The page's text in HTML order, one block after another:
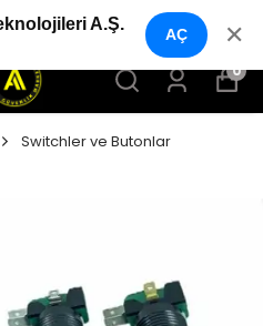
GEÇIŞ SISTEMLERI
0
Switchler ve Butonlar
A.Ş.
AÇ ✕